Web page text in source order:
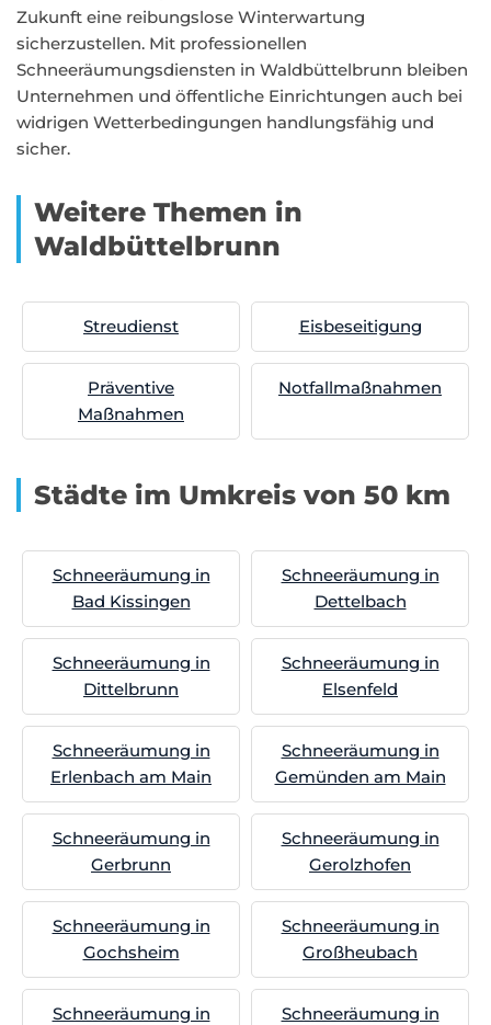
Zukunft eine reibungslose Winterwartung
sicherzustellen. Mit professionellen
Schneeräumungsdiensten in Waldbüttelbrunn bleiben
Unternehmen und öffentliche Einrichtungen auch bei
widrigen Wetterbedingungen handlungsfähig und
sicher.
Weitere Themen in
Waldbüttelbrunn
Streudienst Eisbeseitigung
Präventive
Maßnahmen
Notfallmaßnahmen
Städte im Umkreis von 50 km
Schneeräumung in
Bad Kissingen
Schneeräumung in
Dettelbach
Schneeräumung in
Dittelbrunn
Schneeräumung in
Elsenfeld
Schneeräumung in
Erlenbach am Main
Schneeräumung in
Gemünden am Main
Schneeräumung in
Gerbrunn
Schneeräumung in
Gerolzhofen
Schneeräumung in
Gochsheim
Schneeräumung in
Großheubach
Schneeräumung in
Schneeräumung in